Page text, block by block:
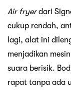
Air fryerdari
cukup rendah,
lagi, alat ini
menjadikan
suara berisik.
rapat tanpa ada